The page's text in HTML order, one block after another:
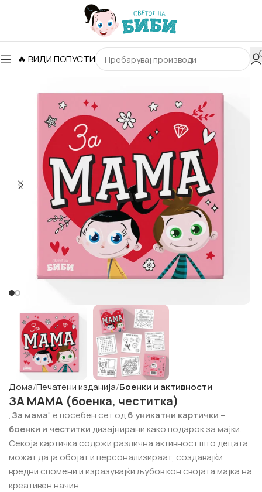
🔥 ВИДИ ПОПУСТИ
Дома Печатени изданија Боенки и активности
ЗА МАМА (боенка, честитка)
„За мама“ е посебен сет од6 уникатни картички –
боенки и честиткидизајнирани како подарок за мајки.
Секоја картичка содржи различна активност што децата
можат да ја обојат и персонализираат, создавајќи
вредни спомени и изразувајќи љубов кон својата мајка на
креативен начин.